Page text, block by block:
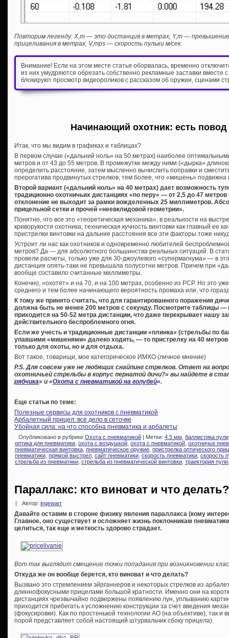
Повторим легенду: Х,m — это дистанция в метрах, Y,m —
прицеливания в метрах, V,mps — скорость пульки м/сек.
Внимание! Если на этом месте статья оборвалась, временно
из них умудряются обрезать собственно рекламные заставки вместе
блокируют просмотр видеороликов с рассказом об оружии, сценами
Начинающий охотник: есть
Итак, что мы видим в графиках и таблицах?
В первом случае («дальний ноль» на 50 метрах) наиболее
метров и от 43 до 55 метров. В промежутке между ними («дырка»
определить расстояние, затем мысленно вычислить поправки и
прерогатива продвинутых стрелков, тем более, что «мишень» подвижна
Второй вариант («дальний ноль» на 40 метрах) дает возможность
традиционно охотничьих дистанциях «по перу» — от 2,5 до 47
отклонение не выходит за рамки вожделенных 25 миллиметров.
прицельной сетки и прочей «неевклидовой геометрии».
Понятно, что все это «теоретическая механика», в реальности на
криворукости охотника, техническая кучность винтовки как главный ее
пристрелки винтовки на дальние расстояния все эти факторы тоже
Устроит ли нас как охотников и одновременно любителей
метров? Да — для абсолютного большинства реальных ситуаций. В
провели расчеты, только уже для 30-джоулевого «супермагнума» — в
дистанция опять-таки не превышала полусотни метров. Причем при
вообще составило считанные миллиметры.
Конечно, «охотят» и на 70, и на 100 метрах, особенно из PCP. Но это
среднего и тем более начинающего вероятность промаха или, что
К тому же принято считать, что для гарантированного поражения
должна быть не менее 200 метров с секунду. Посмотрите таблицы —
приходится на 50-52 метра дистанции, что даже перекрывает нашу
действительного беспроблемного огня.
Если же учесть и традиционные дистанции «плинка» (стрельбы по
упавшими «мишенями» далеко ходить, — то пристрелку на 40
только для охоты, но и для отдыха.
Вот такое, товарищи, мое категорическое ИМХО (личное мнение)
P.S. Для совсем уже не любящих снайпинг стрелков. Ответ на
охотничьей стрельбы в корпус пернатой дичи?» вы найдете в
рябчика» и «Охота с пневматикой на голубей«.
Еще статьи по теме:
Полезные сервисы для охотников с пневматикой
Арбалетный прицел: все дело в сеточке
Убойная сила: на что способна пневматика и арбалеты
Опубликовано в рубрике Охота с пневматикой | Метки: 4.5 мм баллистика пули
оптика для пневматики охота с воздушкой охота с пневматикой охотничье
пневматическая винтовка пневматическое оружие пристрелка оптического
пневматики прямой выстрел сайт пневматики скорость пневматики скорость
стрельба из пневматики стрельба из пневматической винтовки траектория пули
Параллакс: кто виноват и что делать?
| Автор: ingewarr
Давайте оставим в стороне физику явления параллакса (кому
Главное, оно существует и осложняет жизнь поклонникам
целиться, так еще и меткость здорово страдает.
Вот так выглядит смещение точки попадания при возникновении
Откуда же он вообще берется, кто виноват и что делать?
Вызвано это стремлением эйрганнеров и некоторых стрелков из
длиннофокусными прицелами большой кратности. Именно они на
дистанциях чрезвычайно подвержены появлению лун, уплыванию
приходится прибегать к усложнению конструкции за счет введения
(фокусировки). Как по простенькой технологии АО (на объективе), так и
порой представляет собой настоящий штурвальчик сбоку прицела).